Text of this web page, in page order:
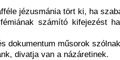
jézusmánia tört ki, ha
számító kifejezést
dokumentum műsorok
divatja van a názáretinek.